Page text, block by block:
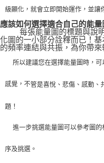
級顯化，就會立即開始運作，並讓
應該如何選擇適合自己的能量
每張能量圖的標題與說
化圖的一小部分詮釋而已！
的頻率連結與共振，為你帶來
所以建議您在選擇能量圖時，
感覺，不管是喜悅、悲傷、感動、
題！
進一步挑選能量圖可以參考圖
序及挑選。